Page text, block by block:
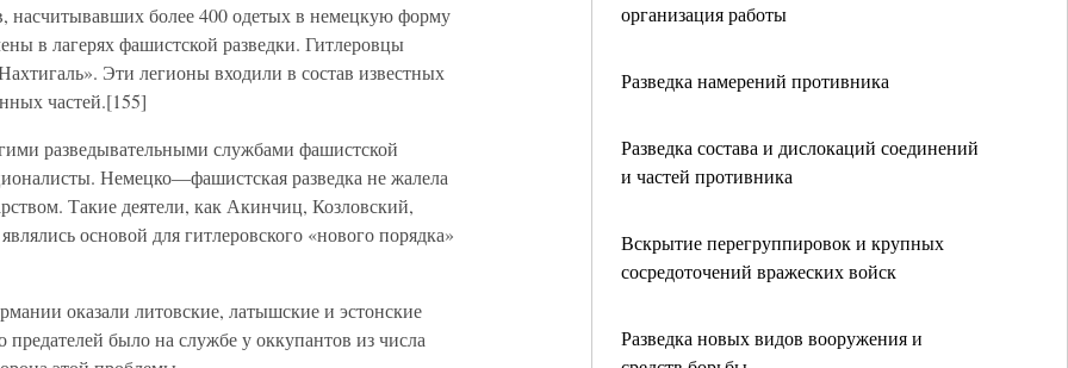
организация работы
Разведка намерений противника
Разведка состава и дислокаций соединений
и частей противника
Вскрытие перегруппировок и крупных
сосредоточений вражеских войск
Разведка новых видов вооружения и
насчитывавших более 400 одетых в немецкую форму
в лагерях фашистской разведки. Гитлеровцы
Эти легионы входили в состав известных
частей.[155]
разведывательными службами фашистской
Немецко—фашистская разведка не жалела
Такие деятели, как Акинчиц, Козловский,
основой для гитлеровского «нового порядка»
оказали литовские, латышские и эстонские
было на службе у оккупантов из числа